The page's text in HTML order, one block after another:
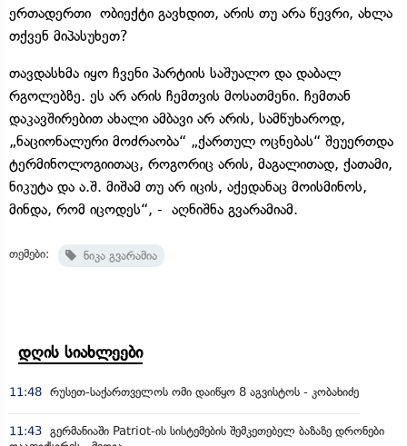
ერთადერთი ობიექტი გავხდით, არის თუ არა წევრი, ახლა
თქვენ მიპასუხეთ?
თავდასხმა იყო ჩვენი პარტიის საშუალო და დაბალ
რგოლებზე. ეს არ არის ჩემთვის მოსათმენი. ჩემთან
დაკავშირებით ახალი ამბავი არ არის, სამწუხაროდ,
„ნაციონალური მოძრაობა“ „ქართულ ოცნებას“ შეუერთდა
ტერმინოლოგიითაც, როგორიც არის, მაგალითად, ქათამი,
ნიკუტა და ა.შ. მიშამ თუ არ იცის, აქედანაც მოისმინოს,
მინდა, რომ იცოდეს“, - აღნიშნა გვარამიამ.
თემები: ნიკა გვარამია
დღის სიახლეები
11:48 რუსეთ-საქართველოს ომი დაიწყო 8 აგვისტოს - კობახიძე
11:43 გერმანიაში Patriot-ის სისტემების შემკეთებელ ბაზაზე დრონები